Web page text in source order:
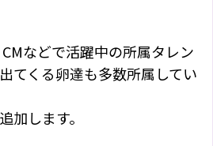
などで活躍中の所属タレン
てくる卵達も多数所属してい
加します。